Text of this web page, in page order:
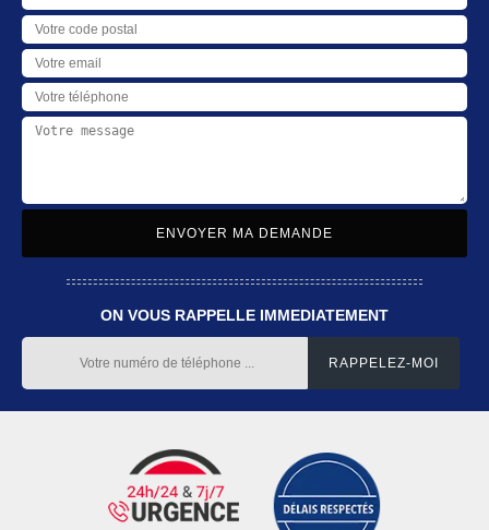
ON VOUS RAPPELLE IMMEDIATEMENT